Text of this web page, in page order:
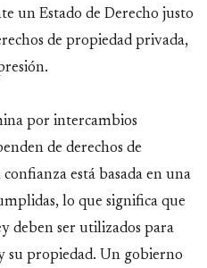
un Estado de Derecho justo
de propiedad privada,
por intercambios
de derechos de
está basada en una
lo que significa que
deben ser utilizados para
su propiedad. Un gobierno